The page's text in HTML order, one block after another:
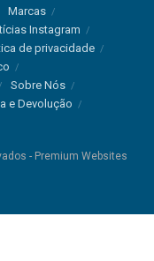
Marcas
Instagram
de privacidade
Sobre Nós
e Devolução
- Premium Websites